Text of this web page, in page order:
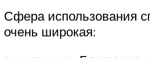
Сфера использования
очень широкая: